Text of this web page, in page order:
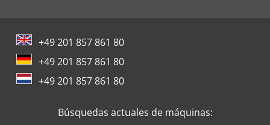
+49 201 857 861 80
+49 201 857 861 80
+49 201 857 861 80
Búsquedas actuales de máquinas: